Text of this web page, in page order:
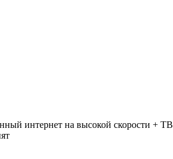
интернет на высокой скорости + ТВ